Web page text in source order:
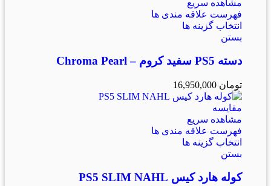
مشاهده سریع
فهرست علاقه مندی ها
انتخاب گزینه ها
بستن
دسته PS5 سفید کروم – Chroma Pearl
تومان
مقایسه
مشاهده سریع
فهرست علاقه مندی ها
انتخاب گزینه ها
بستن
کوله هارد کیس PS5 SLIM NAHL